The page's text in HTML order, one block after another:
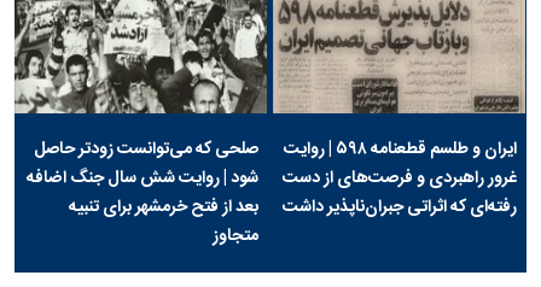
ایران و طلسم قطعنامه ۵۹۸ | روایت
غرور راهبردی و فرصت‌های از دست
رفته‌ای که اثراتی جبران‌ناپذیر داشت
صلحی که می‌توانست زودتر حاصل
شود | روایت شش سال جنگ اضافه
بعد از فتح خرمشهر برای تنبیه
متجاوز